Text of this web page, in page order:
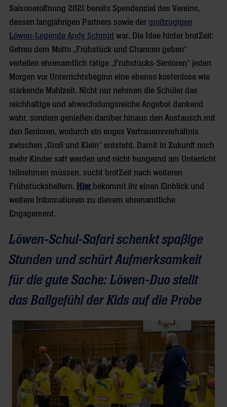
Saisoneröffnung 2021 bereits Spendenziel des Vereins,
dessen langjährigen Partners sowie der großzügigen
Löwen-Legende Andy Schmid war. Die Idee hinter brotZeit:
Getreu dem Motto „Frühstück und Chancen geben“
verteilen ehrenamtlich tätige „Frühstücks-Senioren“ jeden
Morgen vor Unterrichtsbeginn eine ebenso kostenlose wie
stärkende Mahlzeit. Nicht nur nehmen die Schüler das
reichhaltige und abwechslungsreiche Angebot dankend
wahr, sondern genießen darüber hinaus den Austausch mit
den Senioren, wodurch ein enges Vertrauensverhältnis
zwischen „Groß und Klein“ entsteht. Damit in Zukunft noch
mehr Kinder satt werden und nicht hungernd am Unterricht
teilnehmen müssen, sucht brotZeit nach weiteren
Frühstückshelfern. Hier bekommt ihr einen Einblick und
weitere Informationen zu diesem ehrenamtliche
Engagement.
Löwen-Schul-Safari schenkt spaßige
Stunden und schürt Aufmerksamkeit
für die gute Sache: Löwen-Duo stellt
das Ballgefühl der Kids auf die Probe